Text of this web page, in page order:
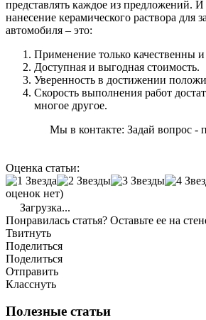
представлять каждое из предложений.
нанесение керамического раствора для
автомобиля – это:
Применение только качественны
Доступная и выгодная стоимость.
Уверенность в достижении
Скорость выполнения работ
многое другое.
Мы в контакте: Задай вопрос -
Оценка статьи:
оценок нет)
Загрузка...
Понравилась статья? Оставьте ее на
Твитнуть
Поделиться
Поделиться
Отправить
Класснуть
Полезные статьи